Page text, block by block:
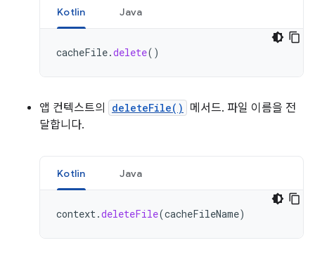
Kotlin Java
cacheFile.delete()
앱 컨텍스트의 deleteFile()
메서드. 파일 이름을 전
달합니다.
Kotlin Java
context.deleteFile(cacheFileName)